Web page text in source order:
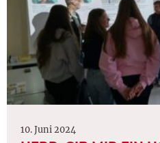
10. Juni 2024